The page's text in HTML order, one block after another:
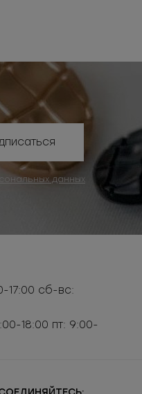
данных
17:00 сб-вс:
18:00 пт: 9:00-